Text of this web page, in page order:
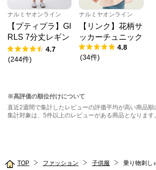
ナルミヤオンライン
【プティプラ】GI
RLS 7分丈レギン
ス
4.7
(244件)
ナルミヤオンライン
【リンク】花柄サ
ッカーチュニック
4.8
(34件)
※高評価の順位付けについて
直近2週間で集計したレビューの評価平均が高い商品順
集計対象は、5件以上のレビューがある商品となります。
TOP ファッション 子供服 乗り物刺し